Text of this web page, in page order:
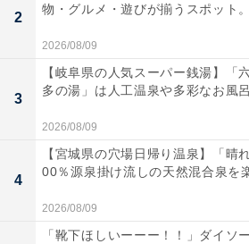
2
物・グルメ・遊びが揃うスポット
2026/08/09
3
【岐阜県の人気スーパー銭湯】「
多の湯」は人工温泉や多彩なお風
2026/08/09
4
【宮城県の穴場日帰り温泉】「晴
00％源泉掛け流しの天然混合泉を
2026/08/09
「靴下ほしいーーー！！」ダイソ